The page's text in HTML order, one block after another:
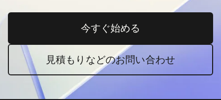
今すぐ始める新しいタブで開く
見積もりなどのお問い合わせ